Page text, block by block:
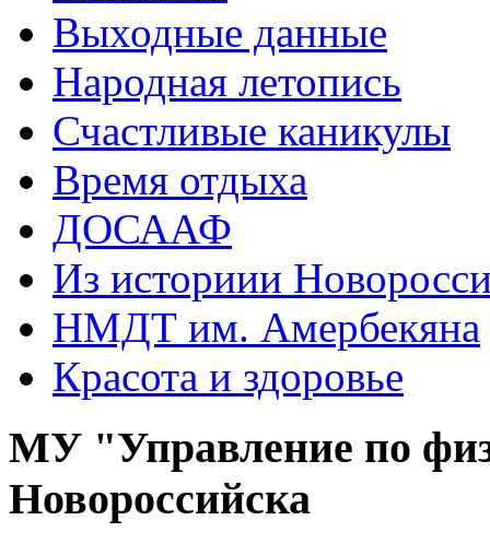
Выходные данные
Народная летопись
Счастливые каникулы
Время отдыха
ДОСААФ
Из историии
НМДТ им. Амербекяна
Красота и здоровье
МУ "Управление по
Новороссийска